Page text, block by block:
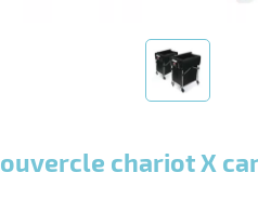
chariot X